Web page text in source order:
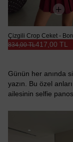
Çizgili Crop Ceket -
417,00 TL
834,00 TL
Günün her anında
yazın. Bu özel
ailesinin selfie